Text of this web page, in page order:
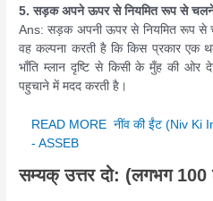
5. सड़क अपने ऊपर से नियमित रूप से चलने
Ans: सड़क अपनी ऊपर से नियमित रूप से
वह कल्पना करती है कि किस प्रकार एक
भाँति म्लान दृष्टि से किसी के मुँह की
पहुचाने में मदद करती है।
READ MORE नींव की ईंट (Niv Ki
- ASSEB
सम्यक् उत्तर दो: (लगभग 100